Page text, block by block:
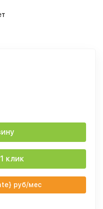
клик
руб/мес